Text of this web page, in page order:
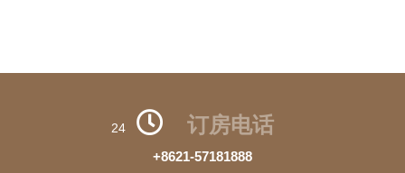
24 订房电话
+8621-57181888